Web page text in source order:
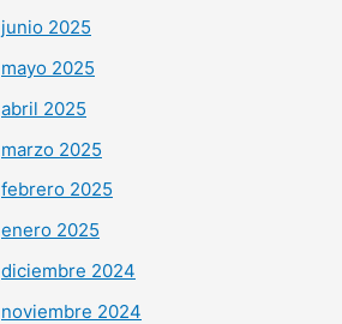
junio 2025
mayo 2025
abril 2025
marzo 2025
febrero 2025
enero 2025
diciembre 2024
noviembre 2024